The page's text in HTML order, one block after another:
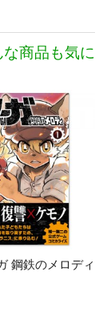
商品も気に
鋼鉄のメロディ